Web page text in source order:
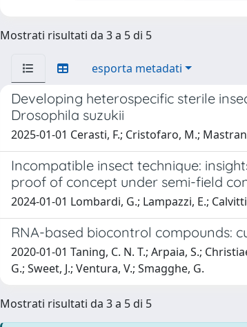
Mostrati risultati da 3 a 5 di 5
esporta metadati
Developing heterospecific sterile
Drosophila suzukii
2025-01-01 Cerasti, F.; Cristofaro, M.;
Incompatible insect technique:
proof of concept under semi-field
2024-01-01 Lombardi, G.; Lampazzi, E.;
RNA-based biocontrol compounds:
2020-01-01 Taning, C. N. T.; Arpaia, S.;
G.; Sweet, J.; Ventura, V.; Smagghe, G.
Mostrati risultati da 3 a 5 di 5